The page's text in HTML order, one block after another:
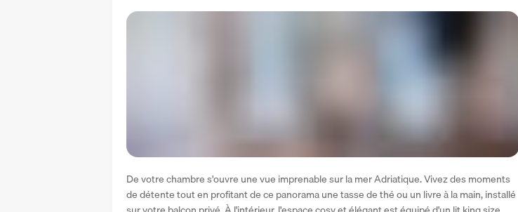
De votre chambre s'ouvre une vue imprenable sur la mer Adriatique. Vivez des moments
de détente tout en profitant de ce panorama une tasse de thé ou un livre à la main, installé